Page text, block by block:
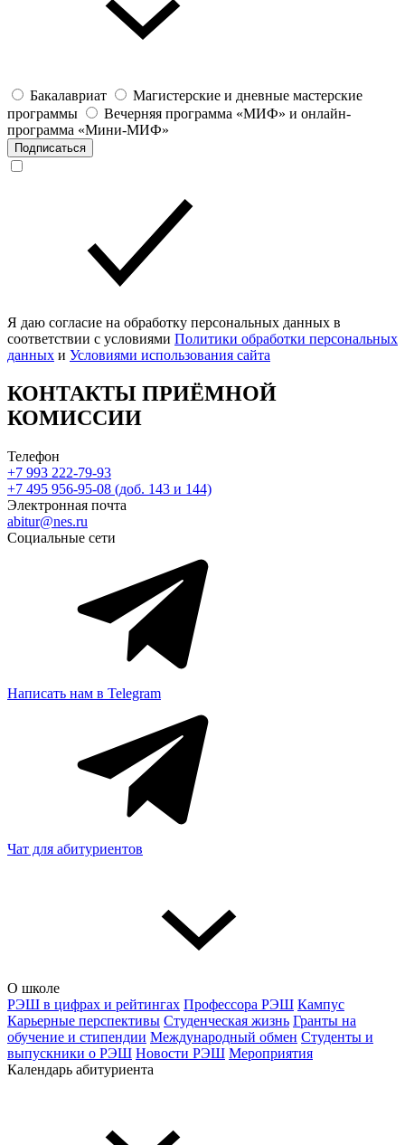
Бакалавриат
Магистерские и дневные мастерские
программы
Вечерняя программа «МИФ» и онлайн-
программа «Мини-МИФ»
Подписаться
Я даю согласие на обработку персональных данных в
соответствии с условиями Политики обработки персональных
данных и Условиями использования сайта
КОНТАКТЫ ПРИЁМНОЙ
КОМИССИИ
Телефон
+7 993 222-79-93
+7 495 956-95-08 (доб. 143 и 144)
Электронная почта
abitur@nes.ru
Социальные сети
Написать нам в Telegram
Чат для абитуриентов
О школе
РЭШ в цифрах и рейтингах Профессора РЭШ Кампус
Карьерные перспективы Студенческая жизнь Гранты на
обучение и стипендии Международный обмен Студенты и
выпускники о РЭШ Новости РЭШ Мероприятия
Календарь абитуриента